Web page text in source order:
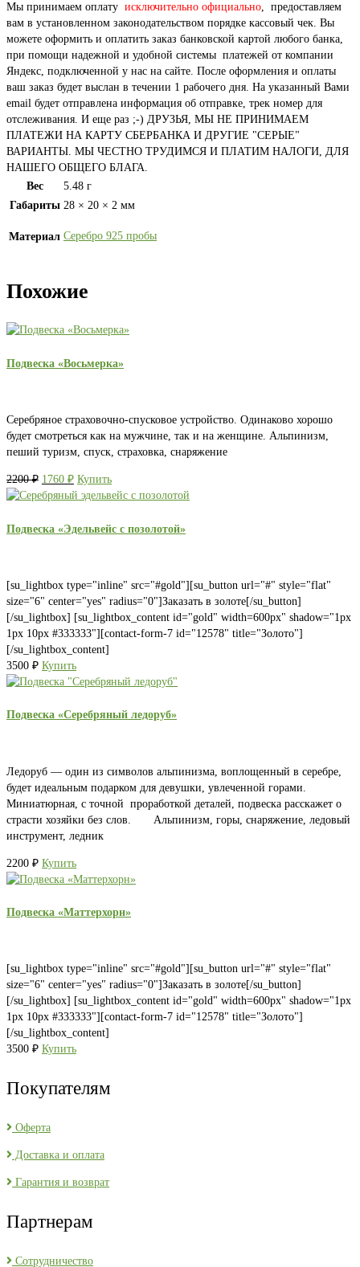
Мы принимаем оплату исключительно официально, предоставляем
вам в установленном законодательством порядке кассовый чек. Вы
можете оформить и оплатить заказ банковской картой любого банка,
при помощи надежной и удобной системы платежей от компании
Яндекс, подключенной у нас на сайте. После оформления и оплаты
ваш заказ будет выслан в течении 1 рабочего дня. На указанный Вами
email будет отправлена информация об отправке, трек номер для
отслеживания. И еще раз ;-) ДРУЗЬЯ, МЫ НЕ ПРИНИМАЕМ
ПЛАТЕЖИ НА КАРТУ СБЕРБАНКА И ДРУГИЕ "СЕРЫЕ"
ВАРИАНТЫ. МЫ ЧЕСТНО ТРУДИМСЯ И ПЛАТИМ НАЛОГИ, ДЛЯ
НАШЕГО ОБЩЕГО БЛАГА.
Вес
5.48 г
Габариты 28 × 20 × 2 мм
Материал Серебро 925 пробы
Похожие
Подвеска «Восьмерка»
Серебряное страховочно-спусковое устройство. Одинаково хорошо
будет смотреться как на мужчине, так и на женщине. Альпинизм,
пеший туризм, спуск, страховка, снаряжение
2200₽ Первоначальная
цена
2200 ₽.
1760 ₽Текущая
цена:
Купить
Подвеска «Эдельвейс с позолотой»
[su_lightbox type="inline" src="#gold"][su_button url="#" style="flat"
size="6" center="yes" radius="0"]Заказать в золоте[/su_button]
[/su_lightbox] [su_lightbox_content id="gold" width=600px" shadow="1px
1px 10px #333333"][contact-form-7 id="12578" title="Золото"]
[/su_lightbox_content]
3500 ₽ Купить
Подвеска «Серебряный ледоруб»
Ледоруб — один из символов альпинизма, воплощенный в серебре,
будет идеальным подарком для девушки, увлеченной горами.
Миниатюрная, с точной проработкой деталей, подвеска расскажет о
страсти хозяйки без слов. Альпинизм, горы, снаряжение, ледовый
инструмент, ледник
2200 ₽ Купить
Подвеска «Маттерхорн»
[su_lightbox type="inline" src="#gold"][su_button url="#" style="flat"
size="6" center="yes" radius="0"]Заказать в золоте[/su_button]
[/su_lightbox] [su_lightbox_content id="gold" width=600px" shadow="1px
1px 10px #333333"][contact-form-7 id="12578" title="Золото"]
[/su_lightbox_content]
3500 ₽ Купить
Покупателям
Оферта
Доставка и оплата
Гарантия и возврат
Партнерам
Сотрудничество